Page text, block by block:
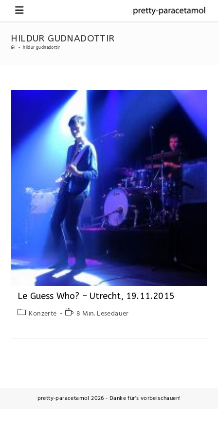
HILDUR GUDNADOTTIR
- hildur gudnadottir
Le Guess Who? – Utrecht, 19.11.2015
Konzerte 8 Min. Lesedauer
pretty-paracetamol 2026 - Danke für's vorbeischauen!